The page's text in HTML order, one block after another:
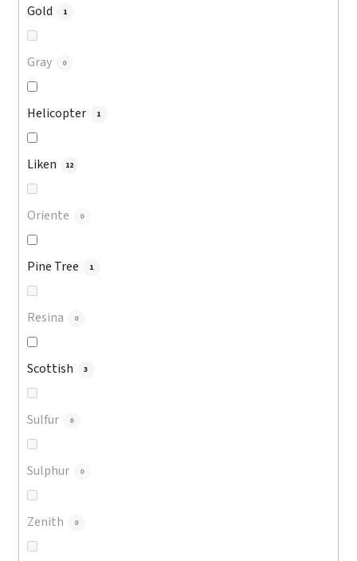
Gold 1
Gray 0
Helicopter 1
Liken 12
Oriente 0
Pine Tree 1
Resina 0
Scottish 3
Sulfur 0
Sulphur 0
Zenith 0